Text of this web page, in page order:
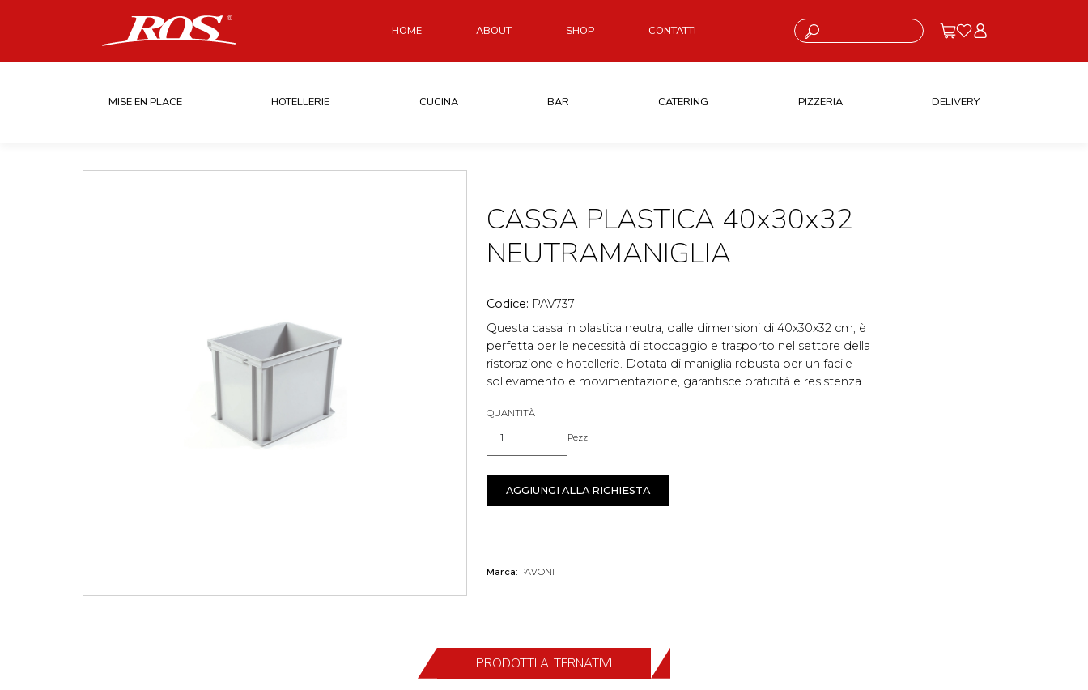
HOME ABOUT SHOP CONTATTI Cosa stai cercando?
MISE EN PLACE HOTELLERIE CUCINA BAR CATERING PIZZERIA DELIVERY
CASSA PLASTICA 40x30x32
NEUTRAMANIGLIA
Codice: PAV737
Questa cassa in plastica neutra, dalle dimensioni di 40x30x32 cm, è
perfetta per le necessità di stoccaggio e trasporto nel settore della
ristorazione e hotellerie. Dotata di maniglia robusta per un facile
sollevamento e movimentazione, garantisce praticità e resistenza.
QUANTITÀ
Quantità Pezzi
AGGIUNGI ALLA RICHIESTA
Marca: PAVONI
PRODOTTI ALTERNATIVI